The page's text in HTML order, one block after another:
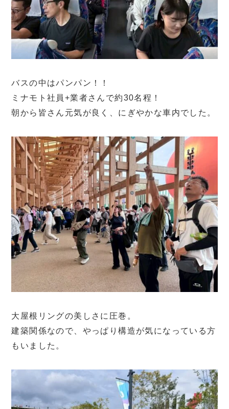
バスの中はパンパン！！
ミナモト社員+業者さんで約30名程！
朝から皆さん元気が良く、にぎやかな車内でした。
大屋根リングの美しさに圧巻。
建築関係なので、やっぱり構造が気になっている方
もいました。